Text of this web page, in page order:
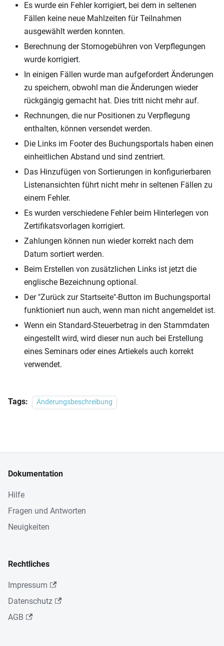
Es wurde ein Fehler korrigiert, bei dem in seltenen
Fällen keine neue Mahlzeiten für Teilnahmen
ausgewählt werden konnten.
Berechnung der Stornogebühren von Verpflegungen
wurde korrigiert.
In einigen Fällen wurde man aufgefordert Änderungen
zu speichern, obwohl man die Änderungen wieder
rückgängig gemacht hat. Dies tritt nicht mehr auf.
Rechnungen, die nur Positionen zu Verpflegung
enthalten, können versendet werden.
Die Links im Footer des Buchungsportals haben einen
einheitlichen Abstand und sind zentriert.
Das Hinzufügen von Sortierungen in konfigurierbaren
Listenansichten führt nicht mehr in seltenen Fällen zu
einem Fehler.
Es wurden verschiedene Fehler beim Hinterlegen von
Zertifikatsvorlagen korrigiert.
Zahlungen können nun wieder korrekt nach dem
Datum sortiert werden.
Beim Erstellen von zusätzlichen Links ist jetzt die
englische Bezeichnung optional.
Der "Zurück zur Startseite"-Button im Buchungsportal
funktioniert nun auch, wenn man nicht angemeldet ist.
Wenn ein Standard-Steuerbetrag in den Stammdaten
eingestellt wird, wird dieser nun auch bei Erstellung
eines Seminars oder eines Artiekels auch korrekt
verwendet.
Tags: Änderungsbeschreibung
Dokumentation
Hilfe
Fragen und Antworten
Neuigkeiten
Rechtliches
Impressum
Datenschutz
AGB